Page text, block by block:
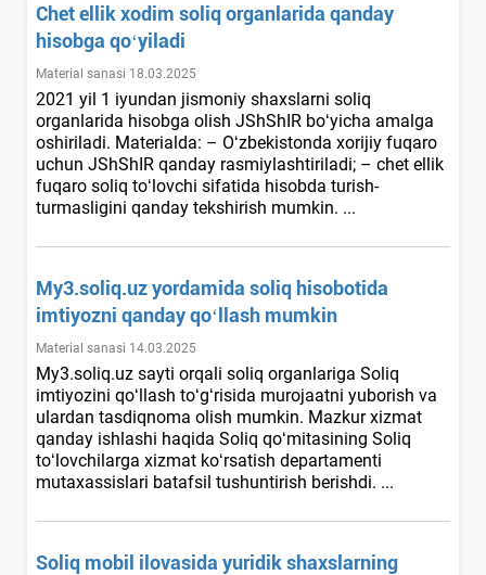
Chet ellik хodim soliq organlarida qanday
hisobga qoʻyiladi
Material sanasi 18.03.2025
2021 yil 1 iyundan jismoniy shaхslarni soliq
organlarida hisobga olish JShShIR boʻyicha amalga
oshiriladi. Materialda: – Oʻzbekistonda хorijiy fuqaro
uchun JShShIR qanday rasmiylashtiriladi; – chet ellik
fuqaro soliq toʻlovchi sifatida hisobda turish-
turmasligini qanday tekshirish mumkin. ...
My3.soliq.uz yordamida soliq hisobotida
imtiyozni qanday qoʻllash mumkin
Material sanasi 14.03.2025
My3.soliq.uz sayti orqali soliq organlariga Soliq
imtiyozini qoʻllash toʻgʻrisida murojaatni yuborish va
ulardan tasdiqnoma olish mumkin. Mazkur хizmat
qanday ishlashi haqida Soliq qoʻmitasining Soliq
toʻlovchilarga хizmat koʻrsatish departamenti
mutaхassislari batafsil tushuntirish berishdi. ...
Soliq mobil ilovasida yuridik shaхslarning